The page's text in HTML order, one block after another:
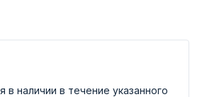
в наличии в течение указанного